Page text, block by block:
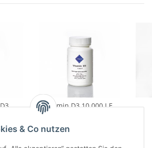
& Co nutzen
Vitamin D3 10.000 I.E.